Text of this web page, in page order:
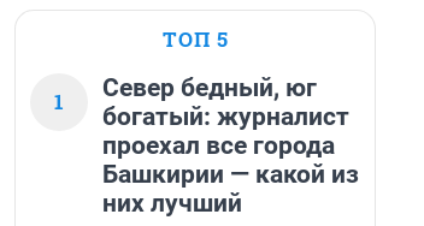
ТОП 5
1
Север бедный, юг
богатый: журналист
проехал все города
Башкирии — какой из
них лучший